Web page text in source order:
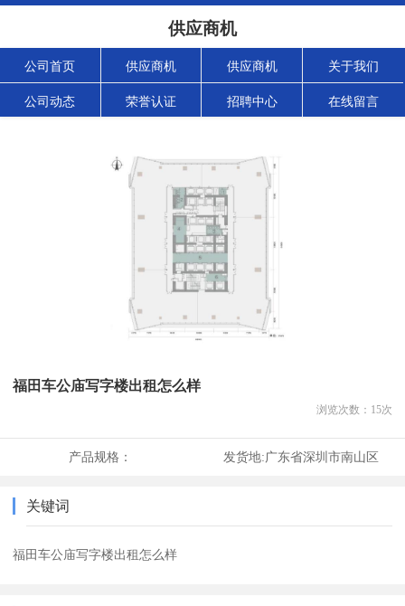
供应商机
公司首页 供应商机 供应商机 关于我们
公司动态 荣誉认证 招聘中心 在线留言
福田车公庙写字楼出租怎么样
浏览次数： 15次
产品规格： 发货地:广东省深圳市南山区
关键词
福田车公庙写字楼出租怎么样